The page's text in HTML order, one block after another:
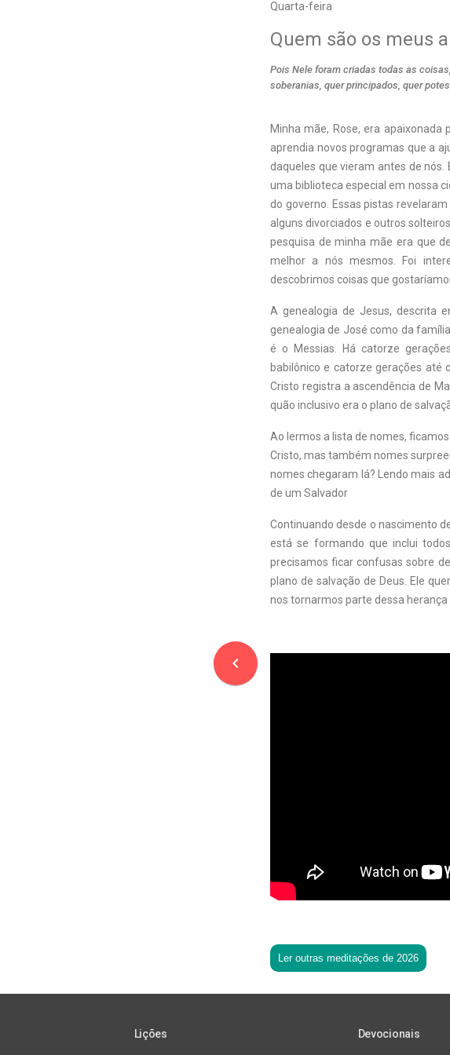
Quarta-feira
navigate_before
Quem são os meus
Pois Nele foram criadas todas as
soberanias, quer principados, quer
Minha mãe, Rose, era
aprendia novos programas que a
daqueles que vieram antes de
uma biblioteca especial em nossa
do governo. Essas pistas
alguns divorciados e outros
pesquisa de minha mãe era que
melhor a nós mesmos. Foi
descobrimos coisas que
A genealogia de Jesus, descrita
genealogia de José como da
é o Messias. Há catorze
babilônico e catorze gerações até
Cristo registra a ascendência de
quão inclusivo era o plano de
Ao lermos a lista de nomes,
Cristo, mas também nomes
nomes chegaram lá? Lendo mais
de um Salvador
Continuando desde o nascimento
está se formando que inclui
precisamos ficar confusas sobre
plano de salvação de Deus. Ele
nos tornarmos parte dessa herança
Ler outras meditações de 2026
Lições Devocionais